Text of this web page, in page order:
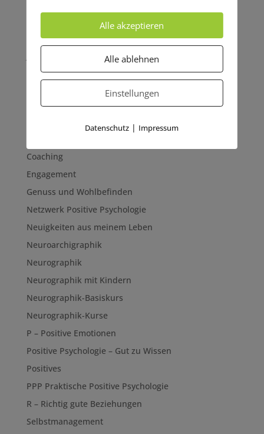
September 2021
Mai 2021
Kategorien
Coaching
Engagement
Genuss und Wohlbefinden
Netzwerk Positive Psychologie
Neuigkeiten aus meinem Leben
Neuroarchigraphik
Neurographik
Neurographik mit Kindern
Neurographik-Basiskurs
Neurographik-Kurse
P – Positive Emotionen
Positive Psychologie – Gut zu Wissen
Positives
PPP Praktische Positive Psychologie
R – Richtig gute Beziehungen
Selbstmanagement
Alle akzeptieren
Alle ablehnen
Einstellungen
Datenschutz | Impressum